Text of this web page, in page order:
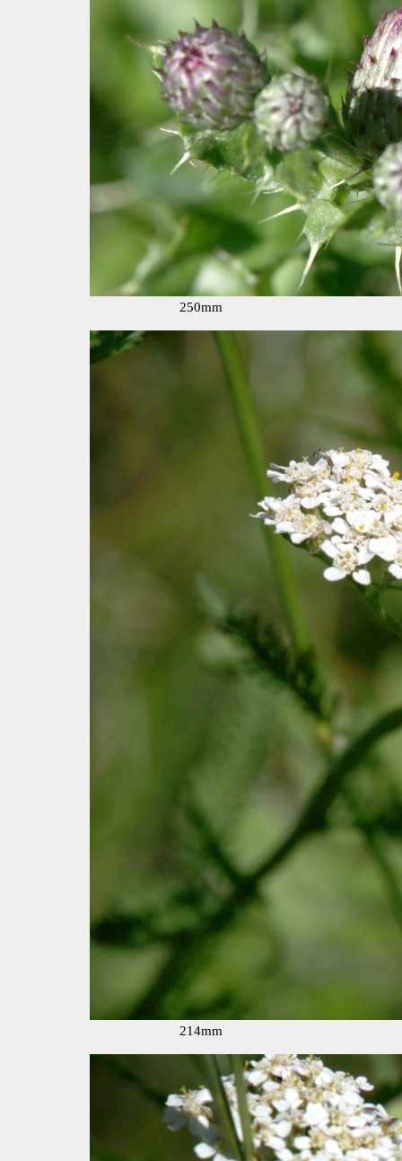
250mm
214mm